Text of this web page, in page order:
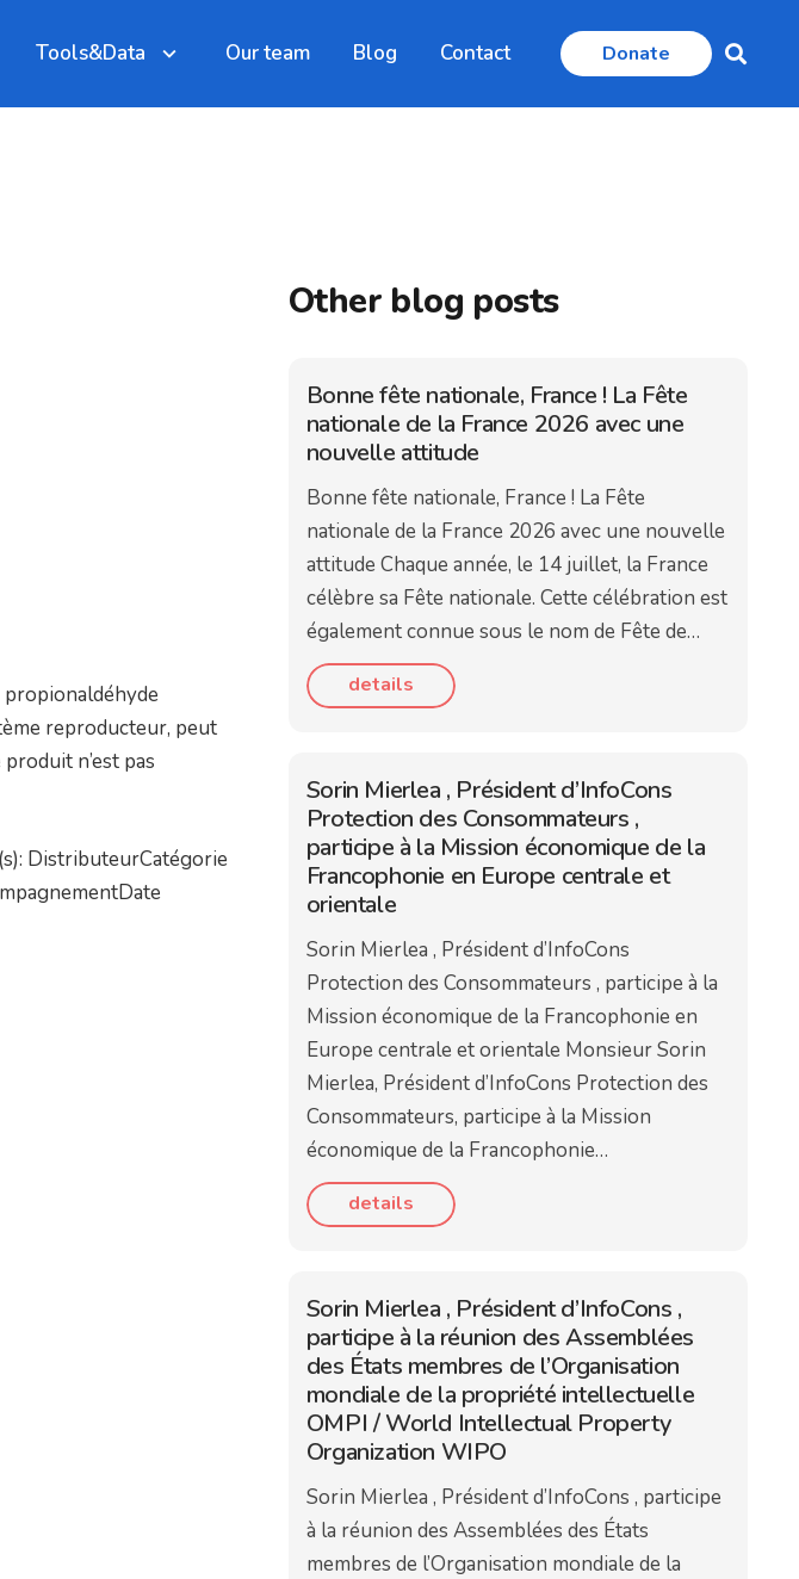
Tools&Data Our team Blog Contact Donate
reproducteur, peut
n’est pas
DistributeurCatégorie
Other blog posts
Bonne fête nationale, France ! La Fête
nationale de la France 2026 avec une
nouvelle attitude
Bonne fête nationale, France ! La Fête
nationale de la France 2026 avec une nouvelle
attitude Chaque année, le 14 juillet, la France
célèbre sa Fête nationale. Cette célébration est
également connue sous le nom de Fête de…
details
Sorin Mierlea , Président d’InfoCons
Protection des Consommateurs ,
participe à la Mission économique de la
Francophonie en Europe centrale et
orientale
Sorin Mierlea , Président d’InfoCons
Protection des Consommateurs , participe à la
Mission économique de la Francophonie en
Europe centrale et orientale Monsieur Sorin
Mierlea, Président d’InfoCons Protection des
Consommateurs, participe à la Mission
économique de la Francophonie…
details
Sorin Mierlea , Président d’InfoCons ,
participe à la réunion des Assemblées
des États membres de l’Organisation
mondiale de la propriété intellectuelle
OMPI / World Intellectual Property
Organization WIPO
Sorin Mierlea , Président d’InfoCons , participe
à la réunion des Assemblées des États
membres de l’Organisation mondiale de la